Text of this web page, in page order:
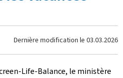
Dernière modification le 03.03.2026
Life-Balance, le ministère